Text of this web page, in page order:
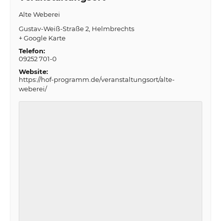
Alte Weberei
Gustav-Weiß-Straße 2 Helmbrechts
+ Google Karte
Telefon:
09252 701-0
Website:
https://hof-programm.de/veranstaltungsort/alte-
weberei/